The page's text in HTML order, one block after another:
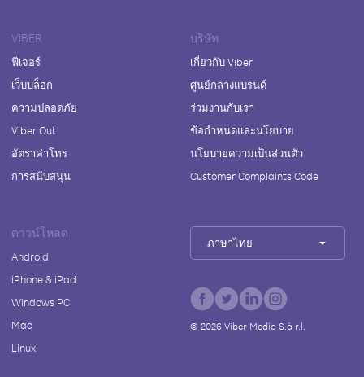
VIBER
ฟีเจอร์
เว็บบล็อก
ความปลอดภัย
Viber Out
อัตราค่าโทร
การสนับสนุน
บริษัท
เกี่ยวกับ Viber
ศูนย์กลางแบรนด์
ร่วมงานกับเรา
ข้อกำหนดและนโยบาย
นโยบายความเป็นส่วนตัว
Customer Complaints Code
ดาวน์โหลด
Android
iPhone & iPad
Windows PC
Mac
Linux
ภาษาไทย
© 2026Viber Media S.à r.l.